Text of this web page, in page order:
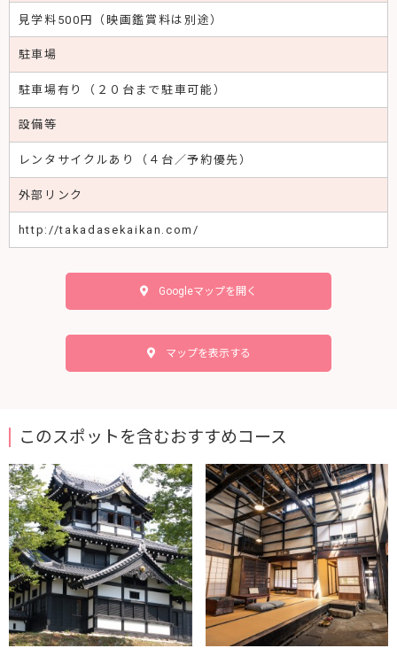
見学料500円（映画鑑賞料は別途）
駐車場
駐車場有り（２０台まで駐車可能）
設備等
レンタサイクルあり（４台／予約優先）
外部リンク
http://takadasekaikan.com/
マップを表示する
Googleマップを開く
このスポットを含むおすすめコース